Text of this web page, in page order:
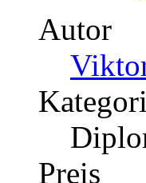
Autor
Preis